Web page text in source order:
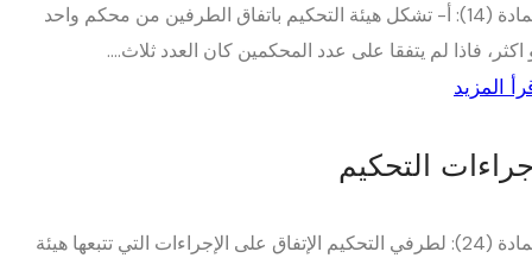
المادة (14): أ- تشكل هيئة التحكيم باتفاق الطرفين من محكم واحد
اكثر، فاذا لم يتفقا على عدد المحكمين كان العدد ثلاث....
المزيد
التحكيم
المادة (24): لطرفي التحكيم الإتفاق على الإجراءات التي تتبعها هيئة